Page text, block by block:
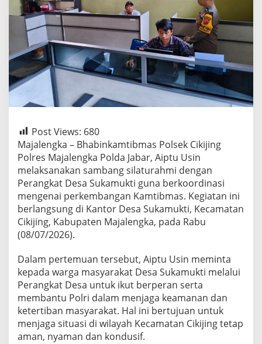
Post Views: 680
Majalengka – Bhabinkamtibmas Polsek Cikijing
Polres Majalengka Polda Jabar, Aiptu Usin
melaksanakan sambang silaturahmi dengan
Perangkat Desa Sukamukti guna berkoordinasi
mengenai perkembangan Kamtibmas. Kegiatan ini
berlangsung di Kantor Desa Sukamukti, Kecamatan
Cikijing, Kabupaten Majalengka, pada Rabu
(08/07/2026).
Dalam pertemuan tersebut, Aiptu Usin meminta
kepada warga masyarakat Desa Sukamukti melalui
Perangkat Desa untuk ikut berperan serta
membantu Polri dalam menjaga keamanan dan
ketertiban masyarakat. Hal ini bertujuan untuk
menjaga situasi di wilayah Kecamatan Cikijing tetap
aman, nyaman dan kondusif.